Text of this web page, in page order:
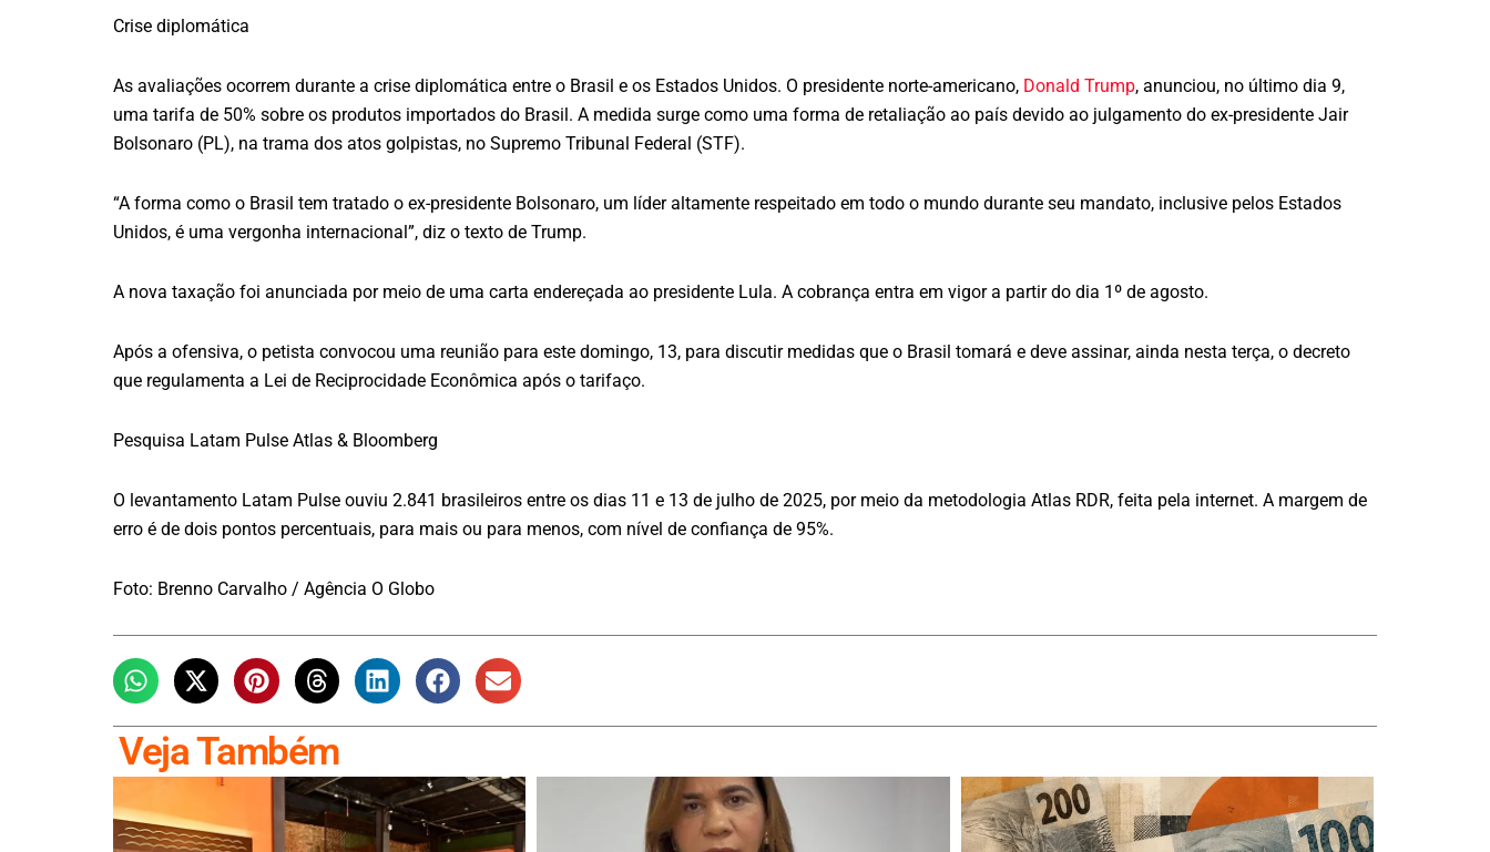
Crise diplomática
As avaliações ocorrem durante a crise diplomática entre o Brasil e os Estados Unidos. O presidente norte-americano, Donald Trump, anunciou, no último dia 9,
uma tarifa de 50% sobre os produtos importados do Brasil. A medida surge como uma forma de retaliação ao país devido ao julgamento do ex-presidente Jair
Bolsonaro (PL), na trama dos atos golpistas, no Supremo Tribunal Federal (STF).
“A forma como o Brasil tem tratado o ex-presidente Bolsonaro, um líder altamente respeitado em todo o mundo durante seu mandato, inclusive pelos Estados
Unidos, é uma vergonha internacional”, diz o texto de Trump.
A nova taxação foi anunciada por meio de uma carta endereçada ao presidente Lula. A cobrança entra em vigor a partir do dia 1º de agosto.
Após a ofensiva, o petista convocou uma reunião para este domingo, 13, para discutir medidas que o Brasil tomará e deve assinar, ainda nesta terça, o decreto
que regulamenta a Lei de Reciprocidade Econômica após o tarifaço.
Pesquisa Latam Pulse Atlas & Bloomberg
O levantamento Latam Pulse ouviu 2.841 brasileiros entre os dias 11 e 13 de julho de 2025, por meio da metodologia Atlas RDR, feita pela internet. A margem de
erro é de dois pontos percentuais, para mais ou para menos, com nível de confiança de 95%.
Foto: Brenno Carvalho / Agência O Globo
Veja Também